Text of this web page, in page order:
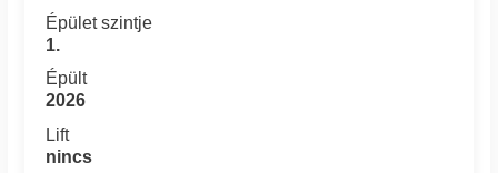
Épület szintje
1.
Épült
2026
Lift
nincs